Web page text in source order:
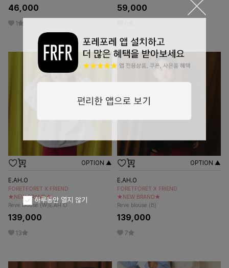
46,000
1
59,000
OPTION ▲
E.AH.O
FORETFORET X FRIEND
★NEW BRAND★
Reve blouse (W)E.AH.O
139,000
13
OPTION ▲
E.AH.O
FORETFORET X FRIEND
★NEW BRAND★
Reve blouse (B)
139,000
7
하루동안 열지 않기